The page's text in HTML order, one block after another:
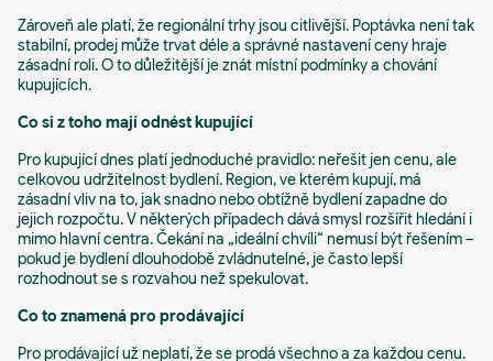
Zároveň ale platí, že regionální trhy jsou citlivější. Poptávka není tak
stabilní, prodej může trvat déle a správné nastavení ceny hraje
zásadní roli. O to důležitější je znát místní podmínky a chování
kupujících.
Co si z toho mají odnést kupující
Pro kupující dnes platí jednoduché pravidlo: neřešit jen cenu, ale
celkovou udržitelnost bydlení. Region, ve kterém kupují, má
zásadní vliv na to, jak snadno nebo obtížně bydlení zapadne do
jejich rozpočtu. V některých případech dává smysl rozšířit hledání i
mimo hlavní centra. Čekání na „ideální chvíli“ nemusí být řešením –
pokud je bydlení dlouhodobě zvládnutelné, je často lepší
rozhodnout se s rozvahou než spekulovat.
Co to znamená pro prodávající
Pro prodávající už neplatí, že se prodá všechno a za každou cenu.